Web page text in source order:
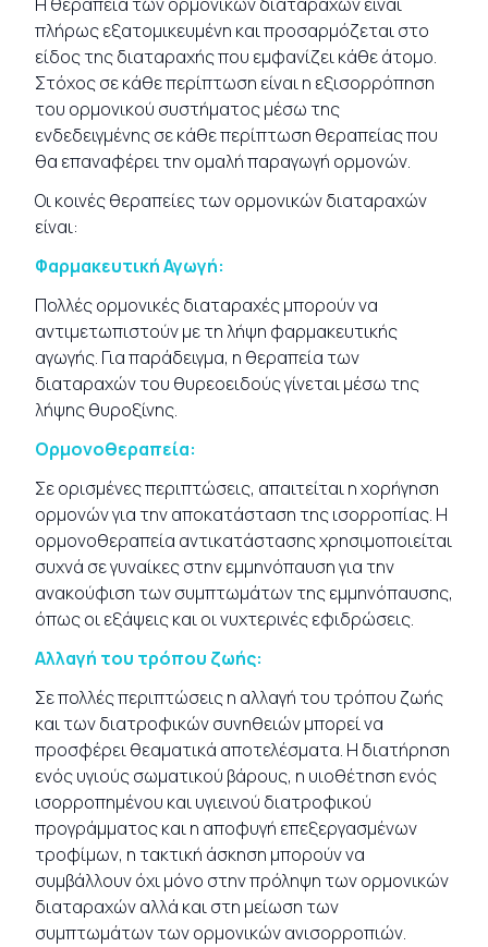
πλήρως εξατομικευμένη και προσαρμόζεται στο
είδος της διαταραχής που εμφανίζει κάθε άτομο.
Στόχος σε κάθε περίπτωση είναι η εξισορρόπηση
του ορμονικού συστήματος μέσω της
ενδεδειγμένης σε κάθε περίπτωση θεραπείας που
θα επαναφέρει την ομαλή παραγωγή ορμονών.
Οι κοινές θεραπείες των ορμονικών διαταραχών
είναι:
Φαρμακευτική Αγωγή:
Πολλές ορμονικές διαταραχές μπορούν να
αντιμετωπιστούν με τη λήψη φαρμακευτικής
αγωγής. Για παράδειγμα, η θεραπεία των
διαταραχών του θυρεοειδούς γίνεται μέσω της
λήψης θυροξίνης.
Ορμονοθεραπεία:
Σε ορισμένες περιπτώσεις, απαιτείται η χορήγηση
ορμονών για την αποκατάσταση της ισορροπίας. Η
ορμονοθεραπεία αντικατάστασης χρησιμοποιείται
συχνά σε γυναίκες στην εμμηνόπαυση για την
ανακούφιση των συμπτωμάτων της εμμηνόπαυσης,
όπως οι εξάψεις και οι νυχτερινές εφιδρώσεις.
Αλλαγή του τρόπου ζωής:
Σε πολλές περιπτώσεις η αλλαγή του τρόπου ζωής
και των διατροφικών συνηθειών μπορεί να
προσφέρει θεαματικά αποτελέσματα. Η διατήρηση
ενός υγιούς σωματικού βάρους, η υιοθέτηση ενός
ισορροπημένου και υγιεινού διατροφικού
προγράμματος και η αποφυγή επεξεργασμένων
τροφίμων, η τακτική άσκηση μπορούν να
συμβάλλουν όχι μόνο στην πρόληψη των ορμονικών
διαταραχών αλλά και στη μείωση των
συμπτωμάτων των ορμονικών ανισορροπιών.